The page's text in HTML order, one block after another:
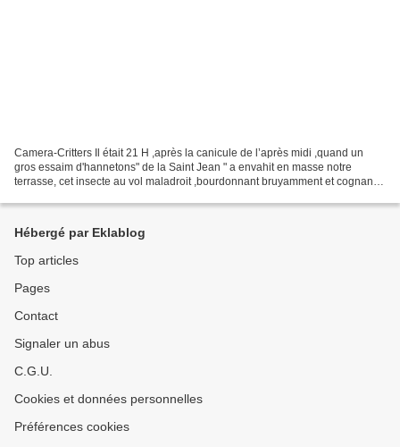
Camera-Critters Il était 21 H ,après la canicule de l’après midi ,quand un
gros essaim d'hannetons" de la Saint Jean " a envahit en masse notre
terrasse, cet insecte au vol maladroit ,bourdonnant bruyamment et cognant
Hébergé par Eklablog
Top articles
Pages
Contact
Signaler un abus
C.G.U.
Cookies et données personnelles
Préférences cookies